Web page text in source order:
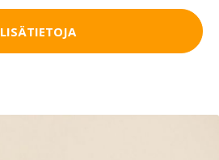
LISÄTIETOJA